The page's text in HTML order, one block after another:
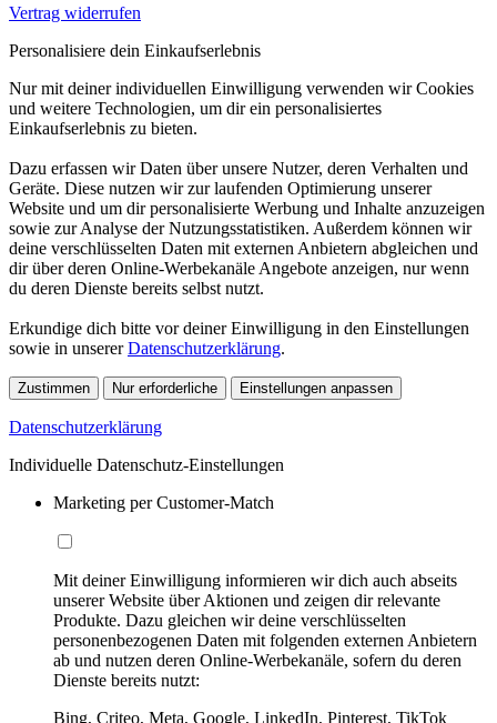
Vertrag widerrufen
Personalisiere dein Einkaufserlebnis
Nur mit deiner individuellen Einwilligung verwenden wir Cookies
und weitere Technologien, um dir ein personalisiertes
Einkaufserlebnis zu bieten.
Dazu erfassen wir Daten über unsere Nutzer, deren Verhalten und
Geräte. Diese nutzen wir zur laufenden Optimierung unserer
Website und um dir personalisierte Werbung und Inhalte anzuzeigen
sowie zur Analyse der Nutzungsstatistiken. Außerdem können wir
deine verschlüsselten Daten mit externen Anbietern abgleichen und
dir über deren Online-Werbekanäle Angebote anzeigen, nur wenn
du deren Dienste bereits selbst nutzt.
Erkundige dich bitte vor deiner Einwilligung in den Einstellungen
sowie in unsererDatenschutzerklärung.
Zustimmen Nur erforderliche Einstellungen anpassen
Datenschutzerklärung
Individuelle Datenschutz-Einstellungen
Marketing per Customer-Match
Mit deiner Einwilligung informieren wir dich auch abseits
unserer Website über Aktionen und zeigen dir relevante
Produkte. Dazu gleichen wir deine verschlüsselten
personenbezogenen Daten mit folgenden externen Anbietern
ab und nutzen deren Online-Werbekanäle, sofern du deren
Dienste bereits nutzt:
Bing, Criteo, Meta, Google, LinkedIn, Pinterest, TikTok